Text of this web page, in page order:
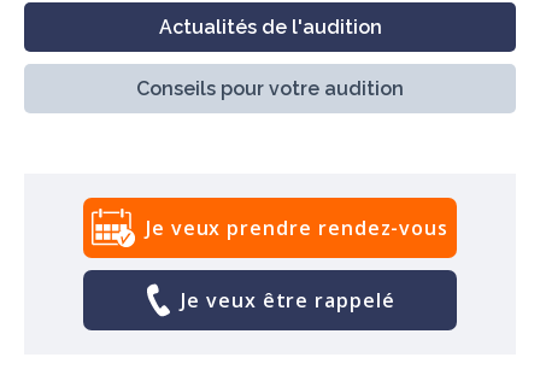
Actualités de l'audition
Conseils pour votre audition
Je veux prendre rendez-vous
Je veux être rappelé